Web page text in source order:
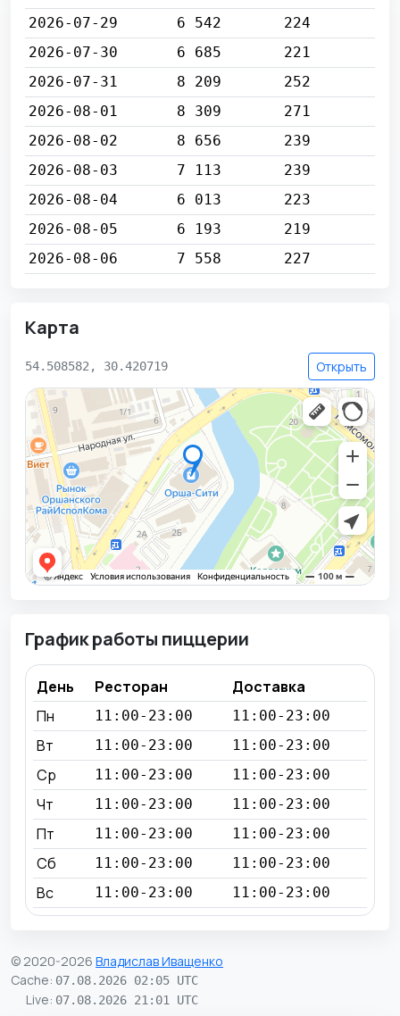
2026-07-29
6 542
224
2026-07-30
6 685
221
2026-07-31
8 209
252
2026-08-01
8 309
271
2026-08-02
8 656
239
2026-08-03
7 113
239
2026-08-04
6 013
223
2026-08-05
6 193
219
2026-08-06
7 558 227
Карта
54.508582, 30.420719 Открыть
График работы пиццерии
День Ресторан
Доставка
Пн
11:00-23:00 11:00-23:00
Вт 11:00-23:00 11:00-23:00
Ср 11:00-23:00 11:00-23:00
Чт 11:00-23:00 11:00-23:00
Пт 11:00-23:00 11:00-23:00
Сб 11:00-23:00 11:00-23:00
Вс 11:00-23:00 11:00-23:00
© 2020-2026 Владислав Иващенко
Cache: 07.08.2026 02:05 UTC
Live: 07.08.2026 21:01 UTC